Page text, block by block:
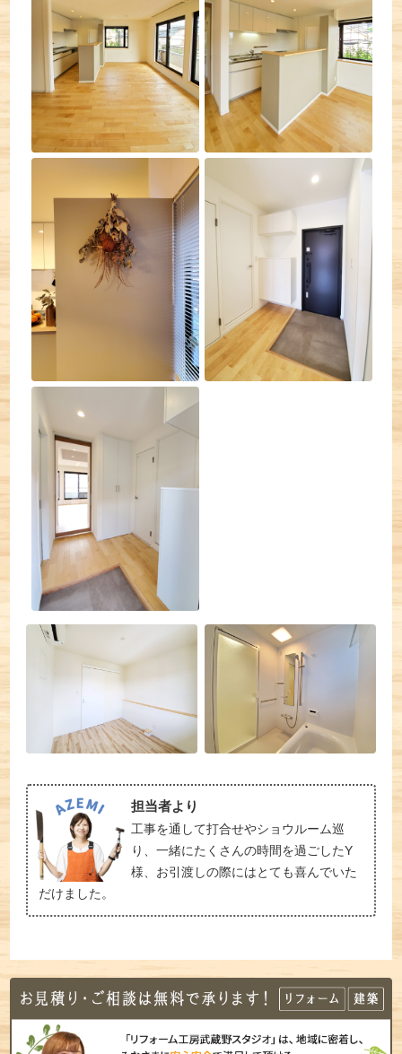
担当者より
工事を通して打合せやショウルーム巡
り、一緒にたくさんの時間を過ごしたY
様、お引渡しの際にはとても喜んでいた
だけました。